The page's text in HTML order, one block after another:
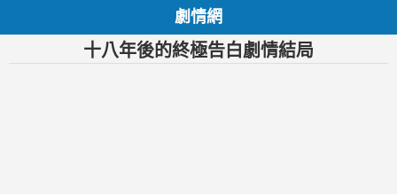
劇情網
十八年後的終極告白劇情結局